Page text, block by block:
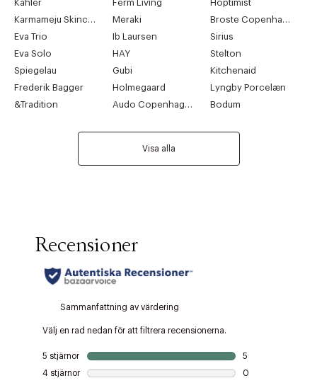
Kähler Ferm Living
Hoptimist
Karmameju Skincare
Meraki
Broste Copenhagen
Eva Trio
Ib Laursen
Sirius
Eva Solo
HAY
Stelton
Spiegelau
Gubi
Kitchenaid
Frederik Bagger
Holmegaard
Lyngby Porcelæn
&Tradition
Audo Copenhagen Bodum
Visa alla